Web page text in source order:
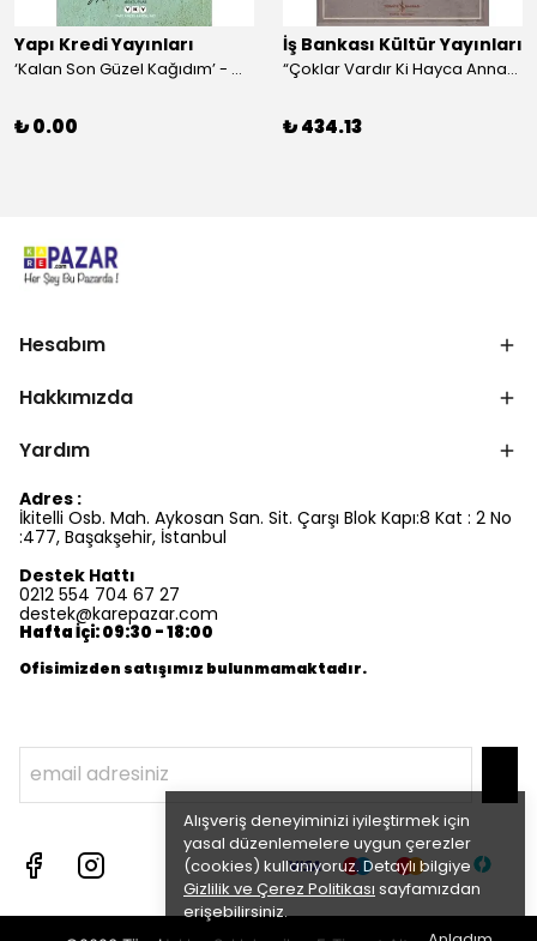
Alışveriş deneyiminizi iyileştirmek için
yasal düzenlemelere uygun çerezler
(cookies) kullanıyoruz. Detaylı bilgiye
Gizlilik ve Çerez Politikası sayfamızdan
erişebilirsiniz.
Yapı Kredi Yayınları
‘Kalan Son Güzel Kağıdım’ - Marcel Proust
₺ 0.00
İş Bankası Kültür Yayınları
“Çoklar Vardır Ki Hayca Annamazlar!” - Gazanfer İbar
₺ 434.13
Hesabım
Hakkımızda
Yardım
Adres :
İkitelli Osb. Mah. Aykosan San. Sit. Çarşı Blok Kapı:8 Kat : 2 No
:477, Başakşehir, İstanbul
Destek Hattı
0212 554 704 67 27
destek@karepazar.com
Hafta İçi: 09:30 - 18:00
Ofisimizden satışımız bulunmamaktadır.